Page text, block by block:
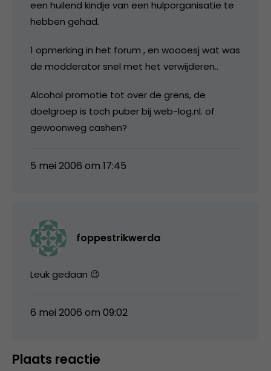
een huilend kindje van een hulporganisatie te
hebben gehad.
1 opmerking in het forum , en woooesj wat was
de modderator snel met het verwijderen..
Alcohol promotie tot over de grens, de
doelgroep is toch puber bij web-log.nl. of
gewoonweg cashen?
5 mei 2006 om 17:45
foppestrikwerda
Leuk gedaan 😉
6 mei 2006 om 09:02
Plaats reactie